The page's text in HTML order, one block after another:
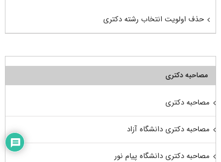
حذف اولویت انتخاب رشته دکتری
مصاحبه دکتری
مصاحبه دکتری
مصاحبه دکتری دانشگاه آزاد
مصاحبه دکتری دانشگاه پیام نور